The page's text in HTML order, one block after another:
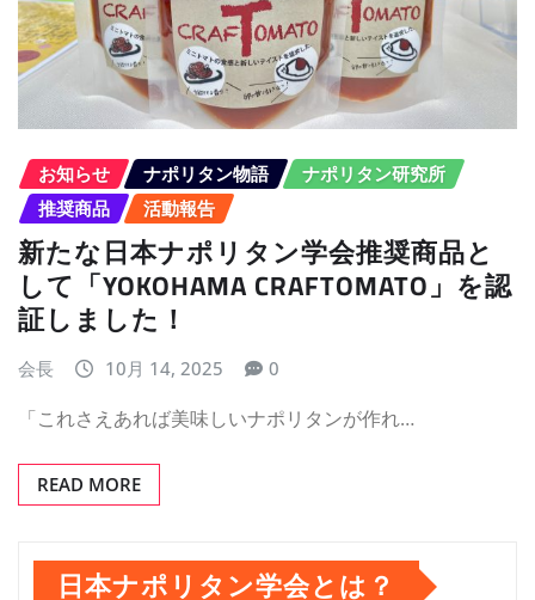
お知らせ ナポリタン物語
ナポリタン研究所
推奨商品
活動報告
新たな日本ナポリタン学会推奨商品と
して「YOKOHAMA CRAFTOMATO」を認
証しました！
会長 10月 14, 2025 0
「これさえあれば美味しいナポリタンが作れ…
READ MORE
日本ナポリタン学会とは？